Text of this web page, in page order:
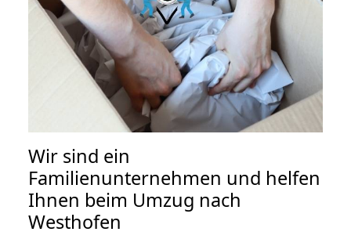
Wir sind ein
Familienunternehmen und helfen
Ihnen beim Umzug nach
Westhofen